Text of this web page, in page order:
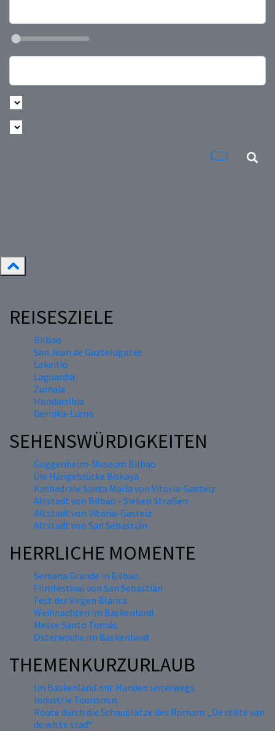
REISESZIELE
Bilbao
San Juan de Gaztelugatxe
Lekeitio
Laguardia
Zumaia
Hondarribia
Gernika-Lumo
SEHENSWÜRDIGKEITEN
Guggenheim-Museum Bilbao
Die Hängebrücke Biskaya
Kathedrale Santa María von Vitoria-Gasteiz
Altstadt von Bilbao - Sieben Straßen
Altstadt von Vitoria-Gasteiz
Altstadt von San Sebastián
HERRLICHE MOMENTE
Semana Grande in Bilbao
Filmfestival von San Sebastián
Fest der Virgen Blanca
Weihnachten im Baskenland
Messe Santo Tomás
Osterwoche im Baskenland
THEMENKURZURLAUB
Im Baskenland mit Hunden unterwegs
Industrie Tourismus
Route durch die Schauplätze des Romans „De stilte van
de witte stad“